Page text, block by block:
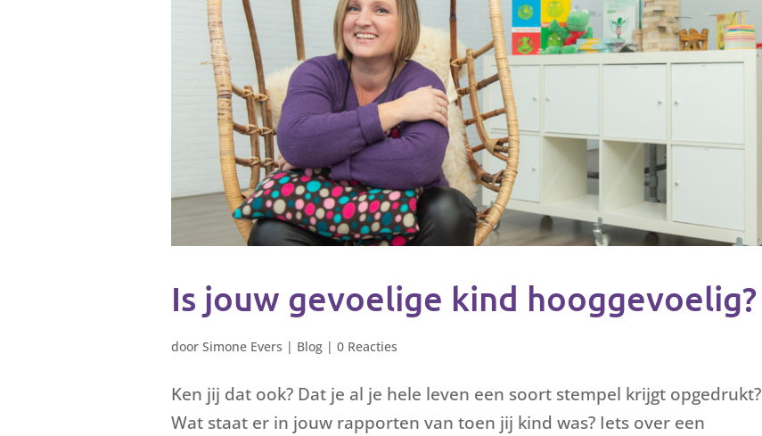
Is jouw gevoelige kind hooggevoelig?
door Simone Evers | Blog | 0 Reacties
Ken jij dat ook? Dat je al je hele leven een soort stempel krijgt opgedrukt?
Wat staat er in jouw rapporten van toen jij kind was? Iets over een